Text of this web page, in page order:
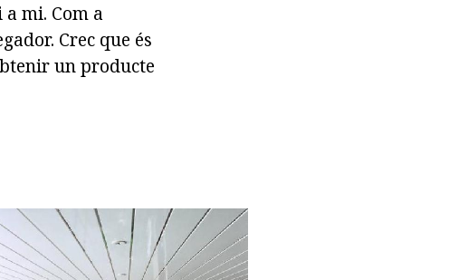
mi. Com a
Crec que és
un producte